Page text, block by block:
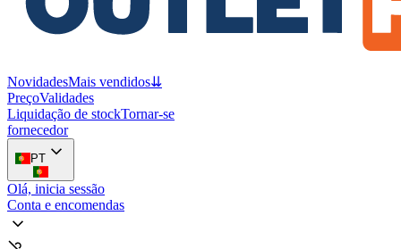
NovidadesMais vendidos⇊
PreçoValidades
Liquidação de stockTornar-se
fornecedor
PT
Olá, inicia sessão
Conta e encomendas